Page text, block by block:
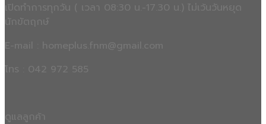
เปิดทำการทุกวัน ( เวลา 08:30 น.-17.30 น.) ไม่เว้นวันหยุด
E-mail : homeplus.fnm@gmail.com
โทร : 042 972 585